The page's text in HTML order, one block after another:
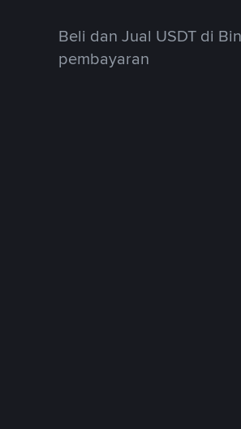
Beli dan Jual USDT di
pembayaran